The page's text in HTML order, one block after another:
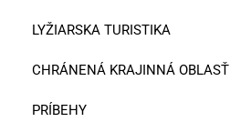
LYŽIARSKA TURISTIKA
CHRÁNENÁ KRAJINNÁ OBLASŤ
PRÍBEHY